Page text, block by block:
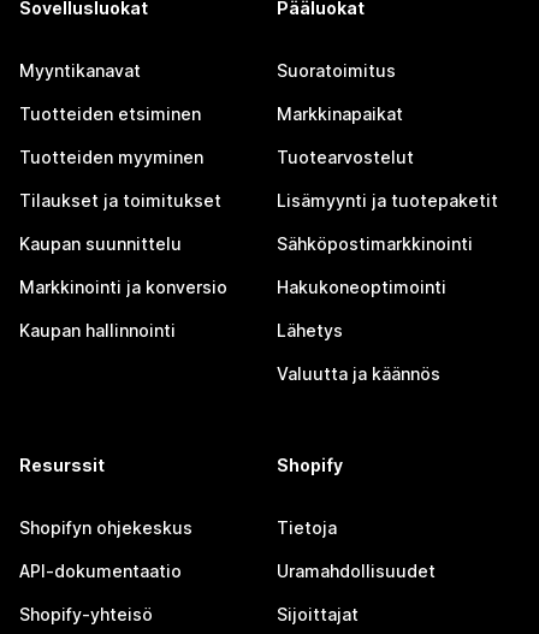
Sovellusluokat
Myyntikanavat
Tuotteiden etsiminen
Tuotteiden myyminen
Tilaukset ja toimitukset
Kaupan suunnittelu
Markkinointi ja konversio
Kaupan hallinnointi
Pääluokat
Suoratoimitus
Markkinapaikat
Tuotearvostelut
Lisämyynti ja tuotepaketit
Sähköpostimarkkinointi
Hakukoneoptimointi
Lähetys
Valuutta ja käännös
Resurssit
Shopifyn ohjekeskus
API-dokumentaatio
Shopify-yhteisö
Shopify
Tietoja
Uramahdollisuudet
Sijoittajat